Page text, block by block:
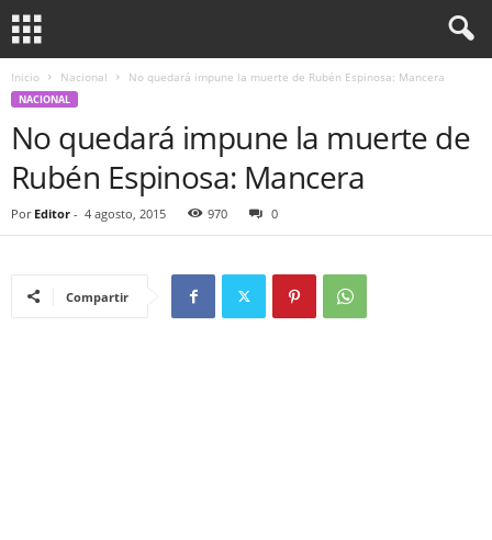
Inicio Nacional No quedará impune la muerte de Rubén Espinosa: Mancera
NACIONAL
No quedará impune la muerte de
Rubén Espinosa: Mancera
Por Editor - 4 agosto, 2015 970 0
Compartir